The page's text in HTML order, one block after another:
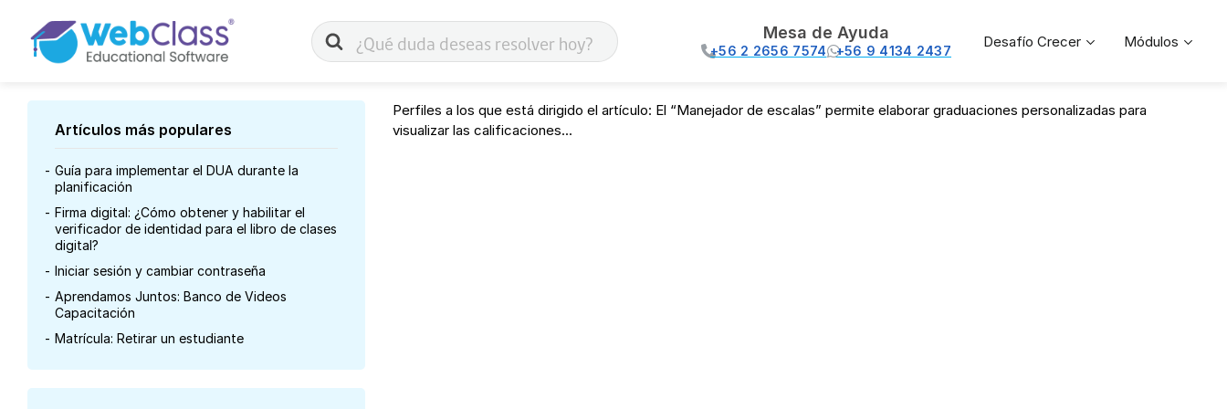
Buscar Mesa de Ayuda
+56 2 2656 7574 +56 9 4134 2437
Desafío Crecer Módulos
Artículos más populares
Guía para implementar el DUA durante la
planificación
Firma digital: ¿Cómo obtener y habilitar el
verificador de identidad para el libro de clases
digital?
Iniciar sesión y cambiar contraseña
Aprendamos Juntos: Banco de Videos
Capacitación
Matrícula: Retirar un estudiante
Perfiles a los que está dirigido el artículo: El “Manejador de escalas” permite elaborar graduaciones personalizadas para
visualizar las calificaciones...